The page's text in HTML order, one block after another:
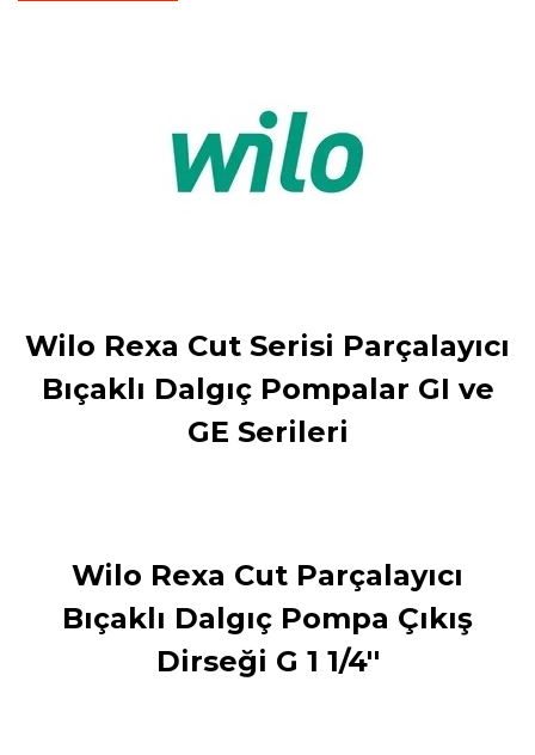
Wilo Rexa Cut Serisi Parçalayıcı
Bıçaklı Dalgıç Pompalar GI ve
GE Serileri
Wilo Rexa Cut Parçalayıcı
Bıçaklı Dalgıç Pompa Çıkış
Dirseği G 1 1/4''